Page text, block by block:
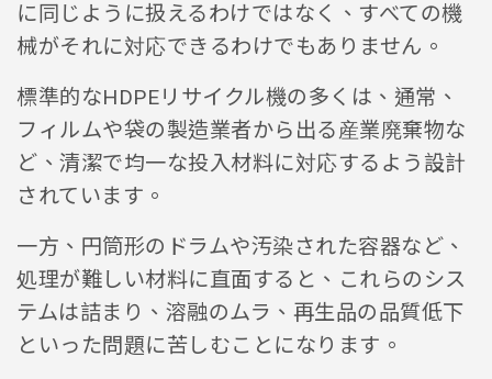
に同じように扱えるわけではなく、すべての機
械がそれに対応できるわけでもありません。
標準的なHDPEリサイクル機の多くは、通常、
フィルムや袋の製造業者から出る産業廃棄物な
ど、清潔で均一な投入材料に対応するよう設計
されています。
一方、円筒形のドラムや汚染された容器など、
処理が難しい材料に直面すると、これらのシス
テムは詰まり、溶融のムラ、再生品の品質低下
といった問題に苦しむことになります。